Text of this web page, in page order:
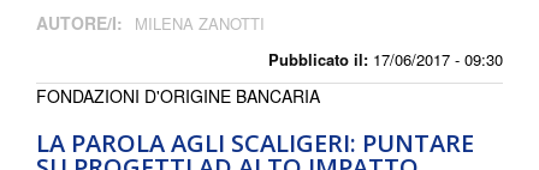
Pubblicato il: 17/06/2017 - 09:30
AUTORE/I: MILENA ZANOTTI
LA PAROLA AGLI SCALIGERI: PUNTARE
FONDAZIONI D'ORIGINE BANCARIA